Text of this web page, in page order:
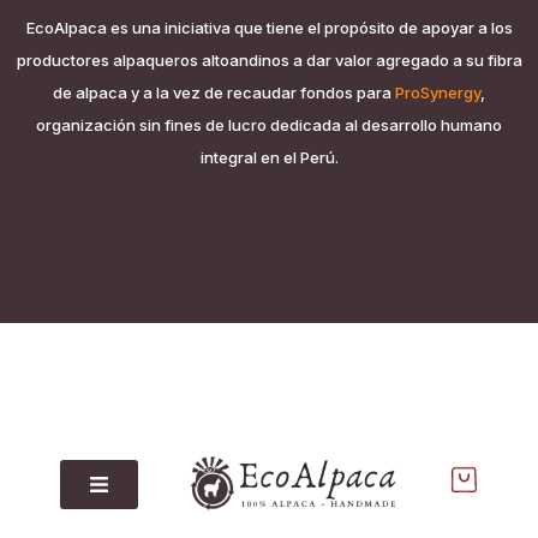
EcoAlpaca es una iniciativa que tiene el propósito de apoyar a los
productores alpaqueros altoandinos a dar valor agregado a su fibra
de alpaca y a la vez de recaudar fondos para ProSynergy,
organización sin fines de lucro dedicada al desarrollo humano
integral en el Perú.